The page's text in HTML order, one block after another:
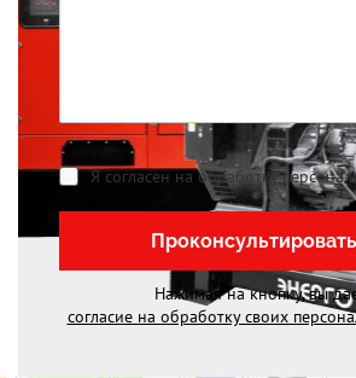
Я согласен на обработку
Нажимая на кнопку, вы
согласие на обработку своих